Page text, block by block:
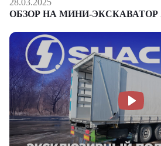
28.03.2025
ОБЗОР НА МИНИ-ЭКСКАВАТОР